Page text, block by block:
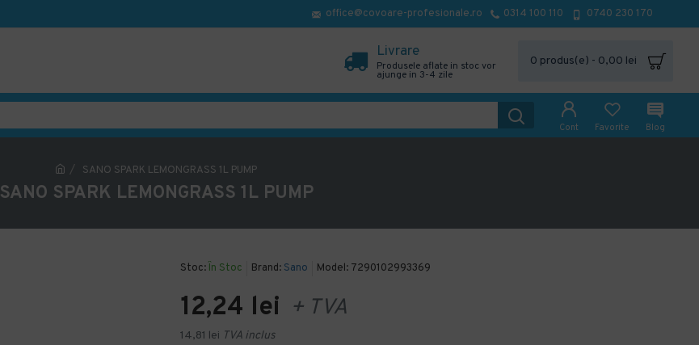
office@covoare-profesionale.ro 0314 100 110 0740 230 170
Livrare
Produsele aflate in stoc vor
ajunge in 3-4 zile
0 produs(e) - 0,00 lei
Cont Favorite Blog
SANO SPARK LEMONGRASS 1L PUMP
SANO SPARK LEMONGRASS 1L PUMP
Stoc: În Stoc Brand: Sano Model: 7290102993369
12,24 lei + TVA
14,81 lei TVA inclus